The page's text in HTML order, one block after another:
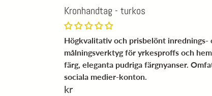
Kronhandtag - turkos
Högkvalitativ och prisbelönt
målningsverktyg för yrkesproffs och
färg, eleganta pudriga färgnyanser.
sociala medier-konton.
kr